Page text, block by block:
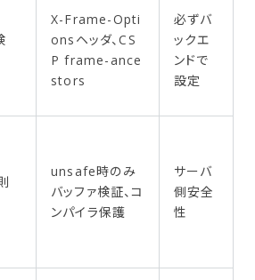
X-Frame-Opti
onsヘッダ、CS
P frame-ance
stors
必ずバ
ックエ
ンドで
設定
unsafe時のみ
バッファ検証、コ
ンパイラ保護
サーバ
側安全
性